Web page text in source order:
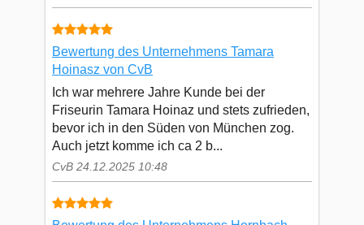
Bewertung des Unternehmens Tamara
Hoinasz von CvB
Ich war mehrere Jahre Kunde bei der
Friseurin Tamara Hoinaz und stets zufrieden,
bevor ich in den Süden von München zog.
Auch jetzt komme ich ca 2 b...
CvB 24.12.2025 10:48